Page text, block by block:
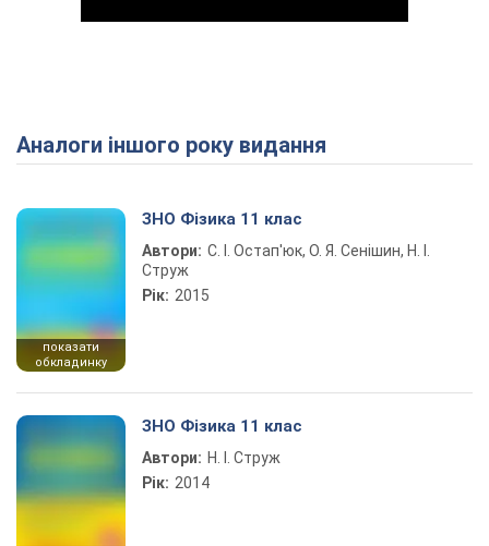
Play Video
Аналоги іншого року видання
показати
обкладинку
ЗНО Фізика 11 клас
Автори: С. І. Остап'юк, О. Я. Сенішин, Н. І.
Струж
Рік: 2015
ЗНО Фізика 11 клас
Автори: Н. І. Струж
Рік: 2014